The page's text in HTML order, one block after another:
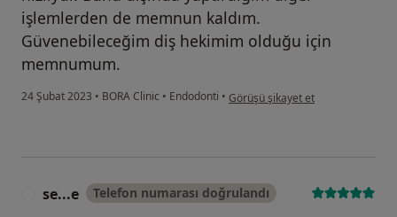
işlemlerden de memnun kaldım.
Güvenebileceğim diş hekimim olduğu için
memnumum.
24 Şubat 2023 • BORA Clinic • Endodonti • kullanıcının görüşüne göre i̇...a
Görüşü şikayet et
se...e Telefon numarası doğrulandı